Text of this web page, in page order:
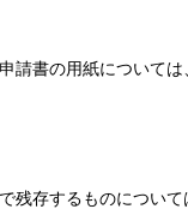
請書の用紙について
残存するものについ